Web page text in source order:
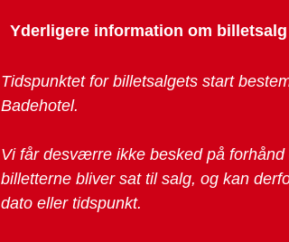
Yderligere information om
Tidspunktet for billetsalgets start
Badehotel.
Vi får desværre ikke besked på forhånd
billetterne bliver sat til salg, og kan
dato eller tidspunkt.